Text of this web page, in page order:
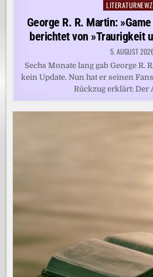
Posted
in
George R. R. Martin:
berichtet von »Traurigkeit
5. AUGUST
Sechs Monate lang gab George R.
kein Update. Nun hat er seinen
Rückzug erklärt: Der